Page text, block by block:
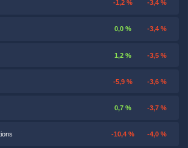
-1,2 % -3,4 %
0,0 % -3,4 %
1,2 % -3,5 %
-5,9 % -3,6 %
0,7 % -3,7 %
-10,4 % -4,0 %